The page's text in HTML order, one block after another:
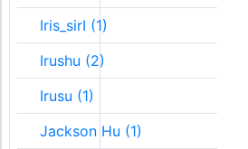
Iris_sirI (1)
Irushu (2)
Irusu (1)
Jackson Hu (1)